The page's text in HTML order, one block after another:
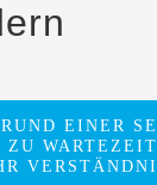
EINER
ZU